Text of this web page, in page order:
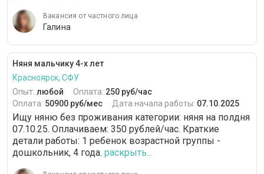
Вакансия от частного лица
Галина
Няня мальчику 4-х лет
Красноярск, СФУ
Опыт: любой Оплата: 250 руб/час
Оплата: 50900 руб/мес Дата начала работы: 07.10.2025
Ищу няню без проживания категории: няня на полдня
07.10.25. Оплачиваем: 350 рублей/час. Краткие
детали работы: 1 ребенок возрастной группы -
дошкольник, 4 года. раскрыть...